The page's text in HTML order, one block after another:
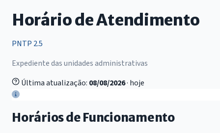
Horário de Atendimento
PNTP 2.5
Expediente das unidades administrativas
Última atualização: 08/08/2026· hoje
Horários de Funcionamento